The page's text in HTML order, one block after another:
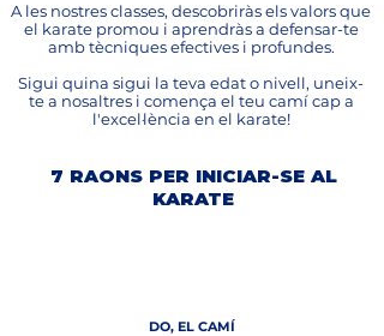
A les nostres classes, descobriràs els valors que
el karate promou i aprendràs a defensar-te
amb tècniques efectives i profundes.
Sigui quina sigui la teva edat o nivell, uneix-
te a nosaltres i comença el teu camí cap a
l'excel·lència en el karate!
7 RAONS PER INICIAR-SE AL
KARATE
DO, EL CAMÍ